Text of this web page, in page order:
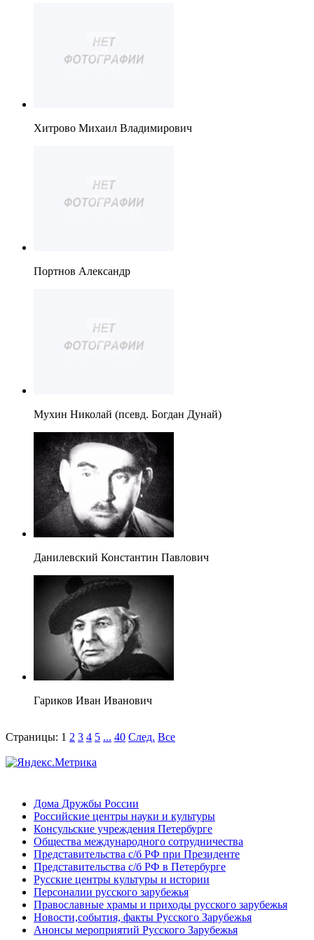
Хитрово Михаил Владимирович
Портнов Александр
Мухин Николай (псевд. Богдан Дунай)
Данилевский Константин Павлович
Гариков Иван Иванович
Страницы: 1 2 3 4 5 ... 40 След. Все
Дома Дружбы России
Российские центры науки и культуры
Консульские учреждения Петербурге
Общества международного сотрудничества
Представительства с/б РФ при Президенте
Представительства с/б РФ в Петербурге
Русские центры культуры и истории
Персоналии русского зарубежья
Православные храмы и приходы русского зарубежья
Новости,события, факты Русского Зарубежья
Анонсы мероприятий Русского Зарубежья